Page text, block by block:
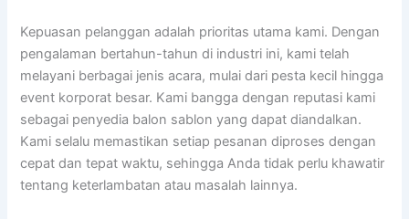
Kepuasan pelanggan adalah prioritas utama kami. Dengan
pengalaman bertahun-tahun di industri ini, kami telah
melayani berbagai jenis acara, mulai dari pesta kecil hingga
event korporat besar. Kami bangga dengan reputasi kami
sebagai penyedia balon sablon yang dapat diandalkan.
Kami selalu memastikan setiap pesanan diproses dengan
cepat dan tepat waktu, sehingga Anda tidak perlu khawatir
tentang keterlambatan atau masalah lainnya.